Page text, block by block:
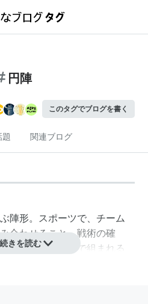
円陣
このタグでブログを書く
関連ブログ
陣形。スポーツで、チーム
合わせること。戦術の確
気を高める目的で組まれる
きを読む